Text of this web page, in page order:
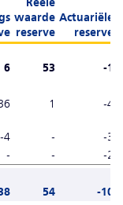
waarde
reserve
Actuariële
reserve
6 53
-1
1
-4
-4 -
-3
- -
-2
54
-10